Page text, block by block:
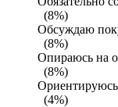
(8%)
Обсуждаю
(8%)
Опираюсь на
(8%)
Ориентируюсь
(4%)